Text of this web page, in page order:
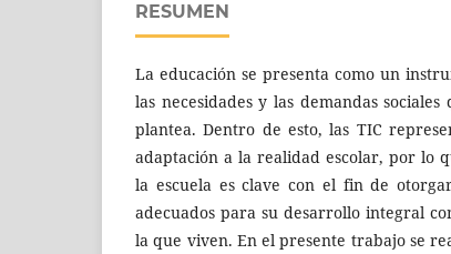
RESUMEN
La educación se presenta como un
las necesidades y las demandas
plantea. Dentro de esto, las TIC
adaptación a la realidad escolar, por lo
la escuela es clave con el fin de
adecuados para su desarrollo integral
la que viven. En el presente trabajo se